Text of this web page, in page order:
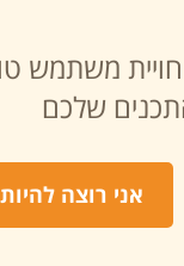
חויית משתמש
שלכם